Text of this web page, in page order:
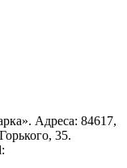
Адреса: 84617,
35.